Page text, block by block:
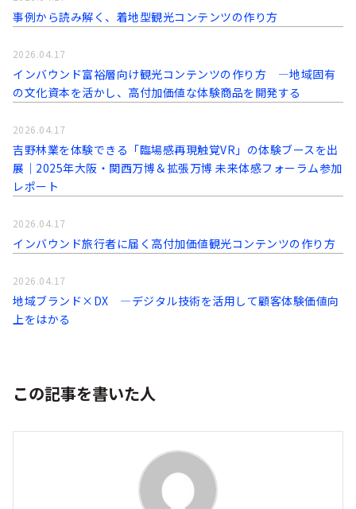
事例から読み解く、着地型観光コンテンツの作り方
インバウンド富裕層向け観光コンテンツの作り方 ―地域固有
の文化資本を活かし、高付加価値な体験商品を開発する
2026.04.17
吉野林業を体験できる「臨場感再現触覚VR」の体験ブースを出
展｜2025年大阪・関西万博＆拡張万博 未来体感フォーラム参加
レポート
2026.04.17
インバウンド旅行者に届く高付加価値観光コンテンツの作り方
2026.04.17
地域ブランド×DX ―デジタル技術を活用して顧客体験価値向
上をはかる
2026.04.17
この記事を書いた人